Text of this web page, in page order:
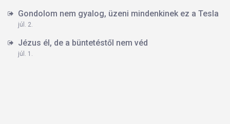
Gondolom nem gyalog, üzeni mindenkinek ez a Tesla
júl. 2.
Jézus él, de a büntetéstől nem véd
júl. 1.